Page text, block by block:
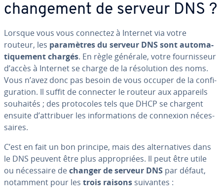
chan­ge­ment de serveur DNS ?
Lorsque vous vous connectez à Internet via votre
routeur, les pa­ra­mètres du serveur DNS sont au­to­ma­
ti­que­ment chargés. En règle générale, votre four­nis­seur
d’accès à Internet se charge de la ré­so­lu­tion des noms.
Vous n’avez donc pas besoin de vous occuper de la con­fi­
gu­ra­tion. Il suffit de connecter le routeur aux appareils
souhaités ; des pro­to­coles tels que DHCP se chargent
ensuite d’attribuer les in­for­ma­tions de connexion né­ces­
saires.
C’est en fait un bon principe, mais des al­ter­na­tives dans
le DNS peuvent être plus ap­pro­priées. Il peut être utile
ou né­ces­saire dechanger de serveur DNS par défaut,
notamment pour les trois raisons suivantes :